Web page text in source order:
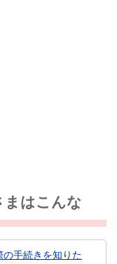
まはこんな
の手続きを知りた